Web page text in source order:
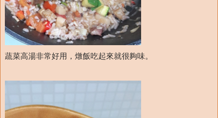
蔬菜高湯非常好用，燉飯吃起來就很夠味。